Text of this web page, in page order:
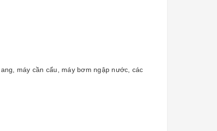
máy cần cẩu, máy bơm ngập nước, các